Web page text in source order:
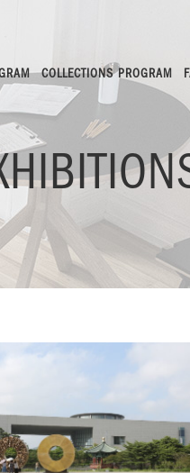
COLLECTIONS PROGRAM